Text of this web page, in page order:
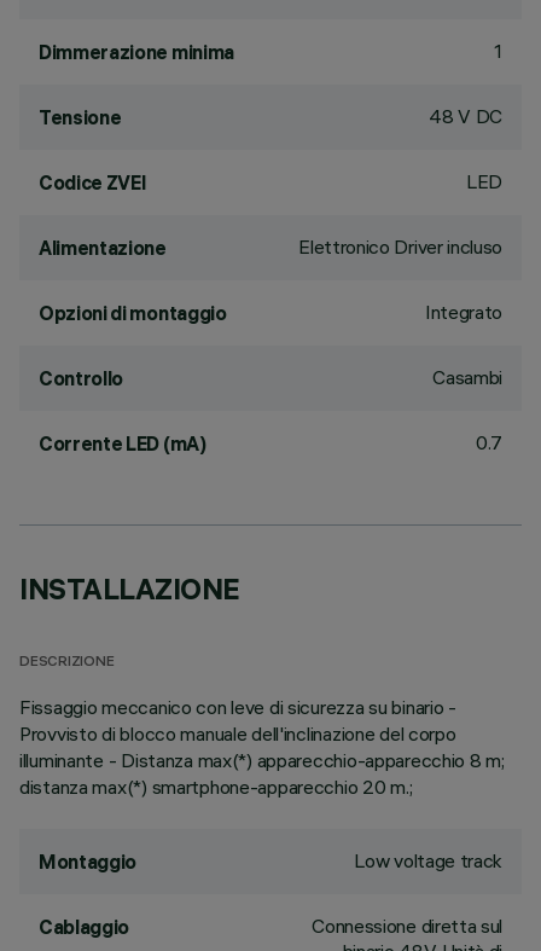
Dimmerazione minima 1
Tensione 48 V DC
Codice ZVEI LED
Alimentazione Elettronico Driver incluso
Opzioni di montaggio Integrato
Controllo Casambi
Corrente LED (mA) 0.7
INSTALLAZIONE
DESCRIZIONE
Fissaggio meccanico con leve di sicurezza su binario -
Provvisto di blocco manuale dell'inclinazione del corpo
illuminante - Distanza max(*) apparecchio-apparecchio 8 m;
distanza max(*) smartphone-apparecchio 20 m.;
Montaggio Low voltage track
Cablaggio
Connessione diretta sul